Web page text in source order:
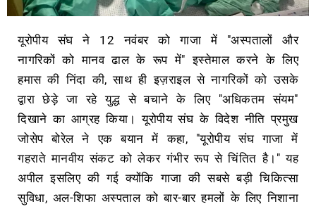
यूरोपीय संघ ने 12 नवंबर को गाजा में "अस्पतालों और
नागरिकों को मानव ढाल के रूप में" इस्तेमाल करने के लिए
हमास की निंदा की, साथ ही इज़राइल से नागरिकों को उसके
द्वारा छेड़े जा रहे युद्ध से बचाने के लिए "अधिकतम संयम"
दिखाने का आग्रह किया। यूरोपीय संघ के विदेश नीति प्रमुख
जोसेप बोरेल ने एक बयान में कहा, "यूरोपीय संघ गाजा में
गहराते मानवीय संकट को लेकर गंभीर रूप से चिंतित है।" यह
अपील इसलिए की गई क्योंकि गाजा की सबसे बड़ी चिकित्सा
सुविधा, अल-शिफा अस्पताल को बार-बार हमलों के लिए निशाना